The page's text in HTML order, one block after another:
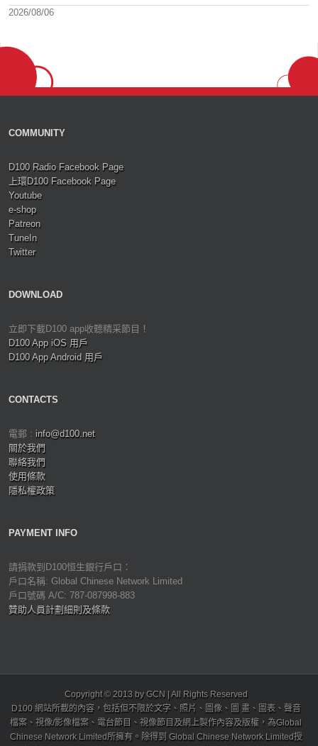
2026/08/06
COMMUNITY
D100 Radio Facebook Page
上環D100 Facebook Page
Youtube
e-shop
Patreon
TuneIn
Twitter
DOWNLOAD
立即下載D100 app收聽精采節目！
D100 App iOS 用戶
D100 App Android 用戶
CONTACTS
電郵 : info@d100.net
關於我們
聯絡我們
使用條款
隱私權政策
PAYMENT INFO
請捐款到D100恒生銀行戶口：
戶口名稱: Global Chinese Network Limited
戶口號碼 A/C: 787-087998-883
贊助人員計劃細則及條款
Copyright © 2013 by GCN | All Rights Reserved
D100 網站所載的內容，包括但不限於文字、照片、圖像、圖 畫、圖表、聲音
檔案、視像/影像檔案、電台節目、視像節目及網上製作內容及版權，為Global
Chinese Network Limited所擁有。除得到 Global Chinese Network Limited授